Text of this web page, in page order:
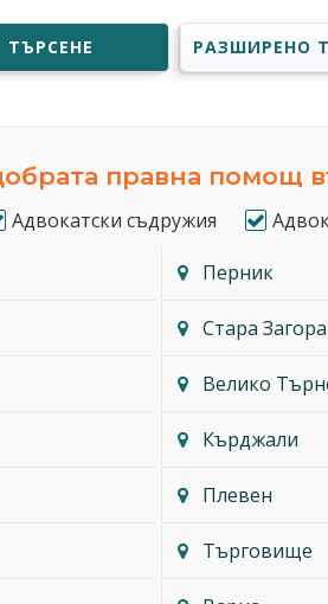
ТЪРСЕНЕ РАЗШИРЕНО
правна помощ
Адвокатски съдружия
Перник
Стара Загора
Велико
Кърджали
Плевен
Търговище